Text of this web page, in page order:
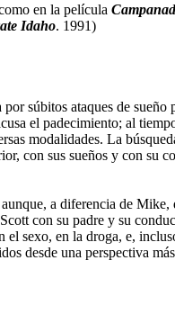
en la película
Idaho. 1991)
súbitos ataques de
el padecimiento; al
modalidades. La
con sus sueños y con su
a diferencia de
con su padre y su
sexo, en la droga, e,
desde una perspectiva